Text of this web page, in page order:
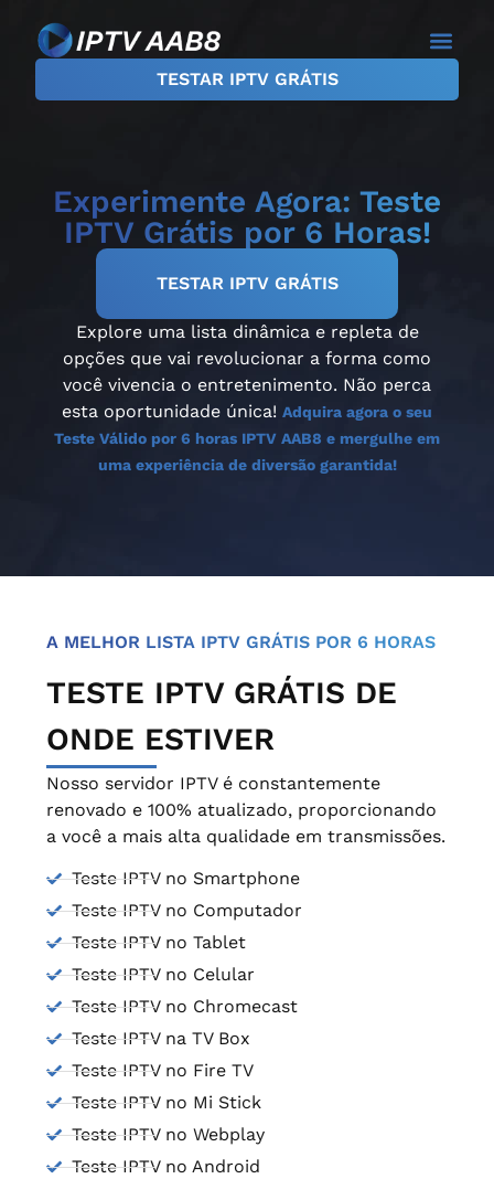
TESTAR IPTV GRÁTIS
Experimente Agora: Teste
IPTV Grátis por 6 Horas!
TESTAR IPTV GRÁTIS
Explore uma lista dinâmica e repleta de
opções que vai revolucionar a forma como
você vivencia o entretenimento. Não perca
esta oportunidade única! Adquira agora o seu
Teste Válido por 6 horas IPTV AAB8 e mergulhe em
uma experiência de diversão garantida!
A MELHOR LISTA IPTV GRÁTIS POR 6 HORAS
TESTE IPTV GRÁTIS DE
ONDE ESTIVER
Nosso servidor IPTV é constantemente
renovado e 100% atualizado, proporcionando
a você a mais alta qualidade em transmissões.
Teste IPTV no Smartphone
Teste IPTV no Computador
Teste IPTV no Tablet
Teste IPTV no Celular
Teste IPTV no Chromecast
Teste IPTV na TV Box
Teste IPTV no Fire TV
Teste IPTV no Mi Stick
Teste IPTV no Webplay
Teste IPTV no Android